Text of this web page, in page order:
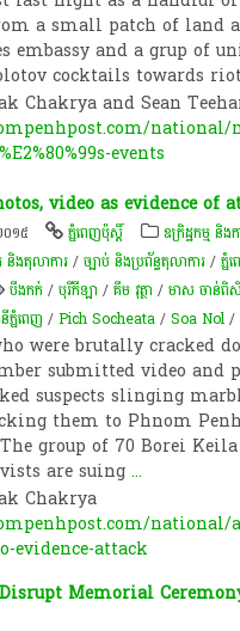
a small patch of land
embassy and a grup of
cocktails towards
Chakrya and Sean
events
video as evidence of
០១៥ ភ្នំពេញប៉ុស្តិ៍ ឧក្រិដ្ឋកម្ម និង
និងតុលាការ /ច្បាប់ និងប្រព័ន្ធតុលាការ /ភ្នំ
បឹងកក់ /បុរីកីឡា /គឹម វុត្ថា/មាស​ ចាន់ពិសិ
ភ្នំពេញ /Pich Socheata /Soa Nol /
were brutally cracked
submitted video and
suspects slinging
them to Phnom
group of 70 Borei
are suing...
Chakrya
national/
evidence-attack
Memorial